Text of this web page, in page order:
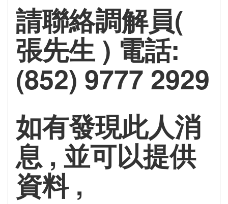
請聯絡調解員(
張先生 ) 電話:
(852) 9777 2929
如有發現此人消
息 , 並可以提供
資料 ,